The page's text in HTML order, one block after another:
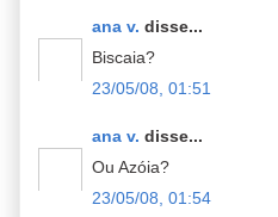
ana v. disse...
Biscaia?
23/05/08, 01:51
ana v. disse...
Ou Azóia?
23/05/08, 01:54